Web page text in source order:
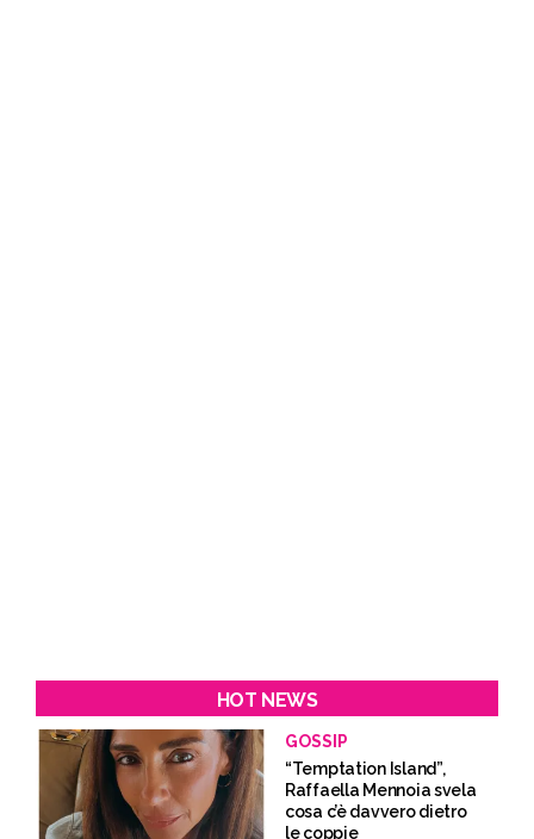
HOT NEWS
GOSSIP
“Temptation Island”,
Raffaella Mennoia svela
cosa c’è davvero dietro
le coppie